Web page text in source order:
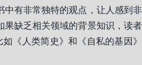
中有非常独特的观点，让人感到非
果缺乏相关领域的背景知识，读者
《人类简史》和《自私的基因》